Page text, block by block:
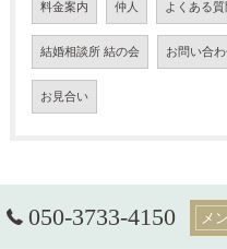
料金案内 仲人 よくある質
結婚相談所 結の会 お問い合
お見合い
050-3733-4150 メ